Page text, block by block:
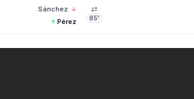
Sánchez ↓
↑ Pérez
⇄
85'